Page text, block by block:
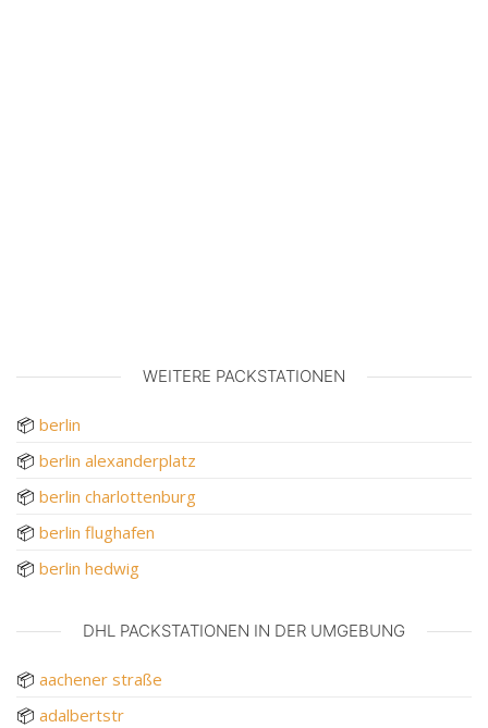
WEITERE PACKSTATIONEN
📦 berlin
📦 berlin alexanderplatz
📦 berlin charlottenburg
📦 berlin flughafen
📦 berlin hedwig
DHL PACKSTATIONEN IN DER UMGEBUNG
📦 aachener straße
📦 adalbertstr